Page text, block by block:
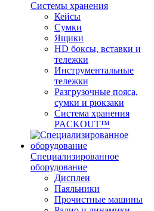
Системы хранения
Кейсы
Сумки
Ящики
HD боксы, вставки и
тележки
Инструментальные
тележки
Разгрузочные пояса,
сумки и рюкзаки
Система хранения
PACKOUT™
Специализированное
оборудование
Дисплеи
Паяльники
Прочистные машины